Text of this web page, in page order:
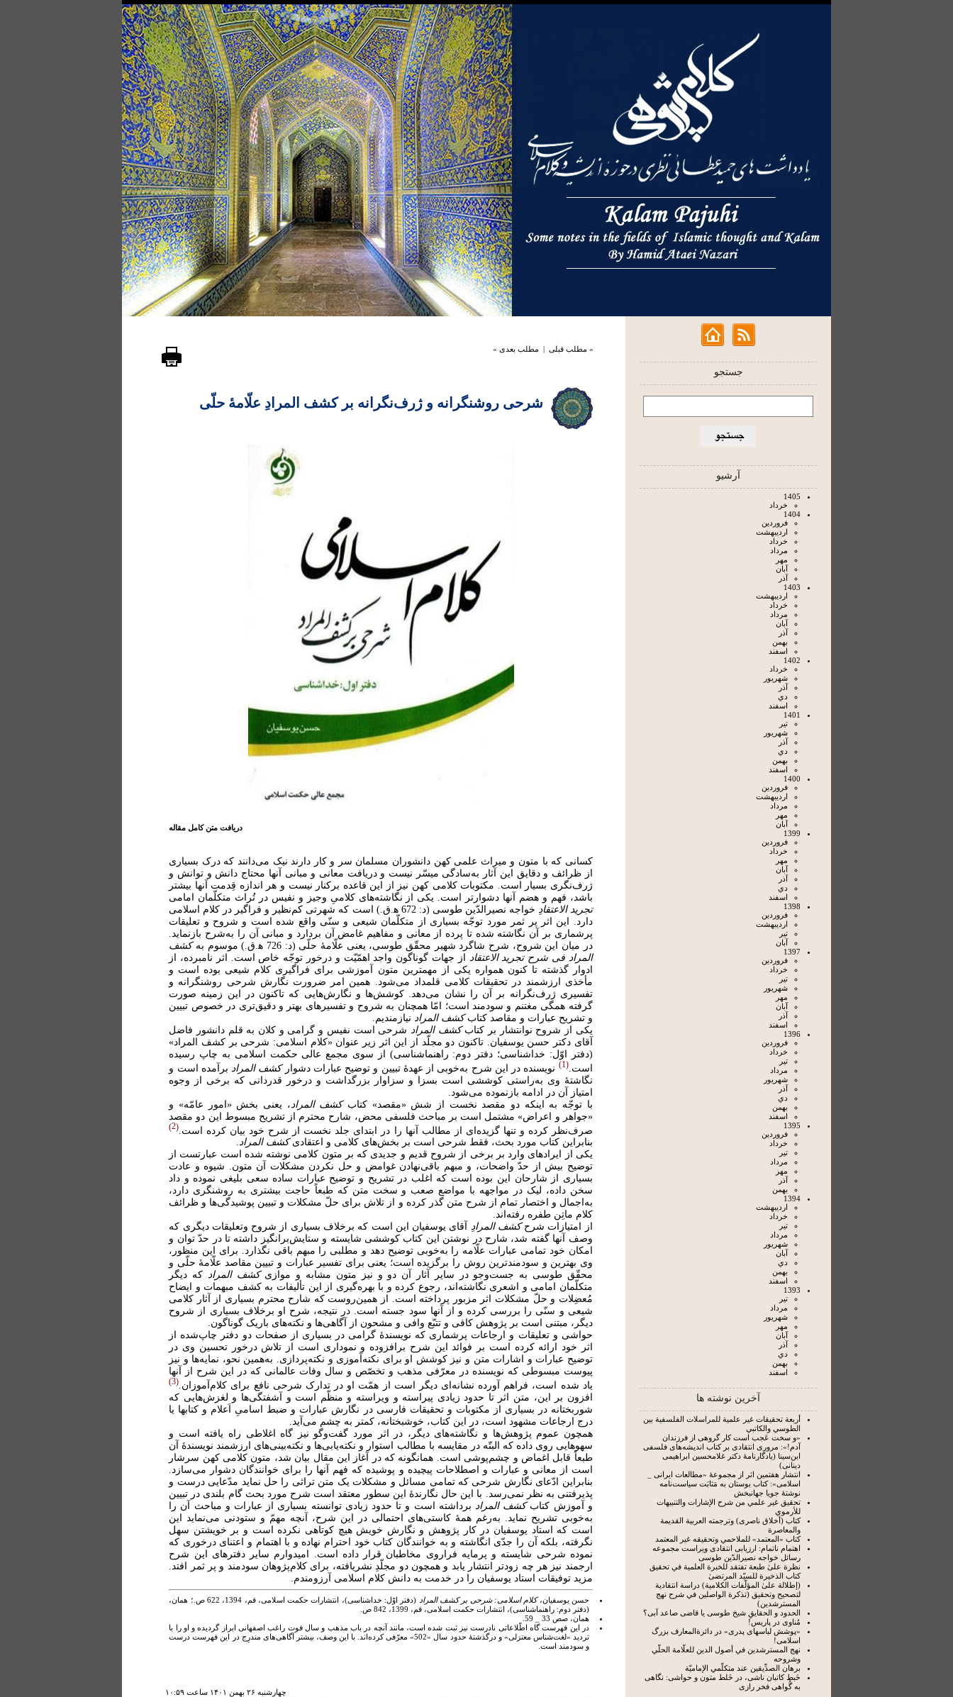
جستجو
آرشیو
1405
خرداد
1404
فروردين
ارديبهشت
خرداد
مرداد
مهر
آبان
آذر
1403
ارديبهشت
خرداد
مرداد
آبان
آذر
بهمن
اسفند
1402
خرداد
شهريور
آذر
دي
اسفند
1401
تير
شهريور
آذر
دي
بهمن
اسفند
1400
فروردين
ارديبهشت
مرداد
مهر
آبان
1399
فروردين
خرداد
مهر
آبان
آذر
دي
اسفند
1398
فروردين
ارديبهشت
تير
آبان
1397
فروردين
خرداد
تير
شهريور
مهر
آبان
آذر
اسفند
1396
فروردين
خرداد
تير
مرداد
شهريور
آذر
دي
بهمن
اسفند
1395
فروردين
خرداد
تير
مرداد
مهر
آذر
بهمن
1394
ارديبهشت
خرداد
تير
مرداد
شهريور
آبان
دي
بهمن
اسفند
1393
تير
مرداد
شهريور
مهر
آبان
آذر
دي
بهمن
اسفند
آخرین نوشته ها
أربعة تحقيقات غير علمية للمراسلات الفلسفية بين
الطوسي والكاتبي
«و سخت عَجب است کار گروهی از فرزندان
آدم!»: مروری انتقادی بر کتاب اندیشه‌های فلسفی
ابن‌سینا (یادگارنامۀ دکتر غلامحسین ابراهیمی
دینانی)
انتشار هفتمین اثر از مجموعۀ «مطالعات ایرانی _
اسلامی»: کتاب بوستان به‌ مَثابَت سیاست‌نامه
نوشتۀ جویا جهانبخش
تحقيق غير علمي من شرح الإشارات والتنبيهات
للأرموي
كتاب (أخلاق ناصرى) وترجمته العربية القديمة
والمعاصرة
كتاب «المعتمد» للملاحمي وتحقيقه غير المعتمد
اهتمام ناتمام: ارزیابی انتقادی ویراست مجموعه
رسائل خواجه نصیرالدّین طوسی
نظرة علىٰ طبعة تفتقد للخبرة العلمية في تحقيق
كتاب الذخيرة للسيّد المرتضىٰ
(إطلالة علىٰ المؤلّفات الكلامية) دراسة انتقادية
لتصحيح وتحقيق (تذكرة الواصلين في شرح نهج
المسترشدين)
الحدود و الحقایقِ شیخ طوسی یا قاضی صاعد آبی؟
مُناوی در پاریس!
«پوشش لباسهای پدری» در دائرة‌المعارف بزرگ
اسلامی!
نهج المسترشدين في أصول الدين للعلّامة الحلّي
وشروحه
برهان الصدِّيقين عند متكلّمي الإماميّة
خَبط کاتبان ناشی، در خَلط متون و حواشی: نگاهی
به گُواهی فخر رازی
« مطلب قبلی | مطلب بعدی »
شرحی روشنگرانه و ژرف‌نگرانه بر کشف المرادِ علّامۀ حلّی
دریافت متن کامل مقاله
کسانی که با متون و میراث علمی کهن دانشوران مسلمان سر و کار دارند نیک می‌دانند که درک بسیاری
از ظرائف و دقایق این آثار به‌سادگی میسّر نیست و دریافت معانی و مبانی آنها محتاج دانش و توانش و
ژرف‌نگری‌ بسیار است. مکتوبات کلامی کهن نیز از این قاعده برکنار نیست و هر اندازه قِدمت آنها بیشتر
باشد، فهم و هضم آنها دشوارتر است. یکی از نگاشته‌های کلامیِ وجیز و نفیس در تُراث متکلّمان امامی
تجرید الاعتقادِ
خواجه نصیرالدّین طوسی (د: 672 ه‍.ق.) است که شهرتی کم‌نظیر و فراگیر در کلام اسلامی
دارد. این اثر پر ثمر مورد توجّه بسیاری از متکلّمان شیعی و سنّی واقع شده است و شروح و تعلیقات
پرشماری بر آن نگاشته شده تا پرده از معانی و مفاهیم غامض آن بردارد و مبانی آن را به‌شرح بازنماید.
در میان این شروح، شرح شاگرد شهیر محقّق طوسی، یعنی علّامۀ حلّی (د: 726 ه‍.ق.) موسوم به
کشف
المراد فی شرح تجرید الاعتقاد از جهات گوناگون واجد اهمّیّت و درخور توجّه خاص است. اثر نامبرده، از
ادوار گذشته تا کنون همواره یکی از مهمترین متون آموزشی برای فراگیری کلام شیعی بوده است و
مأخذی ارزشمند در تحقیقات کلامی قلمداد می‌شود. همین امر ضرورت نگارش شرحی روشنگرانه و
تفسیری ژرف‌نگرانه بر آن را نشان می‌دهد. کوشش‌ها و نگارش‌هایی که تاکنون در این زمینه صورت
گرفته همگی مغتنم و سودمند است؛ امّا همچنان به شروح و تفسیرهای بهتر و دقیق‌تری در خصوص تبیین
و تشریح عبارات و مقاصد کتابکشف المراد نیازمندیم.
یکی از شروح نوانتشار بر کتابکشف المراد شرحی است نفیس و گرامی و کلان به قلم دانشور فاضل
آقای دکتر حسن یوسفیان. تاکنون دو مجلّد از این اثر زیر عنوان «کلام اسلامی: شرحی بر کشف المراد»
(دفتر اوّل: خداشناسی؛ دفتر دوم: راهنماشناسی) از سوی مجمع عالی حکمت اسلامی به چاپ رسیده
است. 1 نویسنده در این شرح به‌خوبی از عهدۀ تبیین و توضیح عبارات دشوارکشف المراد برآمده است و
نگاشتۀ وی به‌راستی کوششی است بسزا و سزاوار بزرگداشت و درخور قدردانی که برخی از وجوه
امتیاز آن در ادامه بازنموده می‌شود.
با توجّه به اینکه دو مقصد نخست از شش «مقصد» کتابکشف المراد، یعنی بخش «امور عامّه» و
«جواهر و اعراض» مشتمل است بر مباحث فلسفی محض، شارح محترم از تشریح مبسوط این دو مقصد
صرف‌نظر کرده و تنها گزیده‌ای از مطالب آنها را در ابتدای جلد نخست از شرح خود بیان کرده است.
2
بنابراین کتاب مورد بحث، فقط شرحی است بر بخش‌های کلامی و اعتقادیکشف المراد.
یکی از ایرادهای وارد بر برخی از شروح قدیم و جدیدی که بر متون کلامی نوشته شده است عبارتست از
توضیح بیش از حدّ واضحات، و مبهم باقی‌نهادن غوامض و حل نکردن مشکلات آن متون. شیوه و عادت
بسیاری از شارحان این بوده است که اغلب در تشریح و توضیح عبارات ساده سعی بلیغی نموده و داد
سخن داده، لیک در مواجهه با مواضع صعب و سخت متن که طبعاً حاجت بیشتری به روشنگری دارد،
به‌اجمال و اختصار تمام از شرح متن گذر کرده و از تلاش برای حلّ مشکلات و تبیین پوشیدگی‌ها و ظرائف
کلام ماتِن طفره رفته‌اند.
از امتیازات شرحکشف المرادِ آقای یوسفیان این است که برخلاف بسیاری از شروح وتعلیقات دیگری که
وصف آنها گفته شد، شارح در نوشتن این کتاب کوششی شایسته و ستایش‌برانگیز داشته تا در حدّ توان و
امکان خود تمامی عبارات علّامه را به‌خوبی توضیح دهد و مطلبی را مبهم باقی نگذارد. برای این منظور،
وی بهترین و سودمندترین روش را برگزیده است؛ یعنی برای تفسیر عبارات و تبیین مقاصد علّامۀ حلّی و
محقّق طوسی به جست‌وجو در سایر آثار آن دو و نیز متون مشابه و موازیکشف المراد که دیگر
متکلّمان امامی و اشعری نگاشته‌اند، رجوع کرده و با بهره‌گیری از این تألیفات به کشف مبهمات و ایضاح
مُعضِلات و حلّ مشکلات اثر مزبور پرداخته است. از همین‌روست که شارح محترم بسیاری از آثار کلامی
شیعی و سنّی را بررسی کرده و از آنها سود جسته‌ است. در نتیجه، شرح او برخلاف بسیاری از شروح
دیگر، مبتنی است بر پژوهش کافی و تتبّع وافی و مشحون از آگاهی‌ها و نکته‌های باریک گوناگون.
حواشی و تعلیقات و ارجاعات پرشماری که نویسندۀ گرامی در بسیاری از صفحات دو دفتر چاپ‌شده از
اثر خود ارائه کرده است بر فوائد این شرح برافزوده و نموداری است از تلاش درخور تحسین وی در
توضیح عبارات و اشارات متن و نیز کوشش او برای نکته‌آموزی و نکته‌پردازی. به‌همین نحو، نمایه‌ها و نیز
پیوست مبسوطی که نویسنده در معرّفی مذهب و تخصّص و سال وفات عالمانی که در این شرح از آنها
یاد شده است، فراهم آورده نشانه‌ای دیگر است از همّت او در تدارک شرحی نافع برای کلام‌‌آموزان.
3
افزون بر این، متن اثر تا حدود زیادی پیراسته و ویراسته و منظّم است و آشفتگی‌ها و لغزش‌هایی که
شوربختانه در بسیاری از مکتوبات و تحقیقات فارسی در نگارش عبارات و ضبط اسامیِ اَعلام و کتابها یا
درج ارجاعات مشهود است، در این کتاب، خوشبختانه، کمتر به چشم می‌آید.
همچون عموم پژوهش‌ها و نگاشته‌های دیگر، در اثر مورد گفت‌وگو نیز گاه اغلاطی راه یافته است و
سهوهایی روی داده که البتّه در مقایسه با مطالب استوار و نکته‌یابی‌ها و نکته‌بینی‌های ارزشمند نویسندۀ آن
طبعاً قابل اغماض و چشم‌پوشی است. همانگونه که در آغاز این مقال بیان شد، متون کلامی کهن سرشار
است از معانی و عبارات و اصطلاحات پیچیده و پوشیده که فهم آنها را برای خوانندگان دشوار می‌سازد.
بنابراین ادّعای نگارش شرحی که تمامی مسائل و مشکلات یک متن تراثی را حل نماید مدّعایی درست و
پذیرفتنی به نظر نمی‌رسد. با این حال نگارندۀ این سطور معتقد است شرح مورد بحث گام بلندی در تبیین
و آموزش کتابکشف المراد برداشته است و تا حدود زیادی توانسته بسیاری از عبارات و مباحث آن را
به‌خوبی تشریح نماید. به‌رغم همۀ کاستی‌های احتمالی در این شرح، آنچه مهمّ و ستودنی می‌نماید این
است که استاد یوسفیان در کار پژوهش و نگارش خویش هیچ کوتاهی نکرده است و بر خویشتن سهل
نگرفته، بلکه آن را جدّی انگاشته و به خوانندگان کتاب خود احترام نهاده و با اهتمام و اعتنای درخوری که
نموده شرحی شایسته و پرمایه فراروی مخاطبان قرار داده است. امیدوارم سایر دفترهای این شرح
ارجمند نیز هر چه زودتر انتشار یابد و همچون دو مجلّدِ نشریافته، برای کلام‌پژوهان سودمند و پر ثمر افتد.
مزید توفیقات استاد یوسفیان را در خدمت به دانش کلام اسلامی آرزومندم.
حسن یوسفیان،کلام اسلامی: شرحی بر کشف المراد
(دفتر اوّل: خداشناسی)، انتشارات حکمت اسلامی، قم، 1394، 622 ص.؛ همان،
(دفتر دوم: راهنماشناسی)، انتشارات حکمت اسلامی، قم، 1399، 842 ص.
همان، صص 33 _ 59.
در این فهرست گاه اطّلاعاتی نادرست نیز ثبت شده است، مانند آنچه در باب مذهب و سال فوت راغب اصفهانی ابراز گردیده و او را با
تردید «لغت‌شناس معتزلی» و درگذشتۀ حدود سال «502» معرّفی کرده‌اند. با این وصف، بیشتر آگاهی‌های مندرِج در این فهرست درست
و سودمند است.
چهارشنبه ۲۶ بهمن ۱۴۰۱ ساعت ۱۰:۵۹